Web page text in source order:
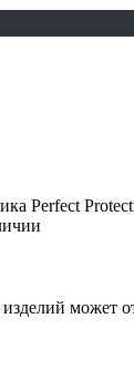
Perfect
может